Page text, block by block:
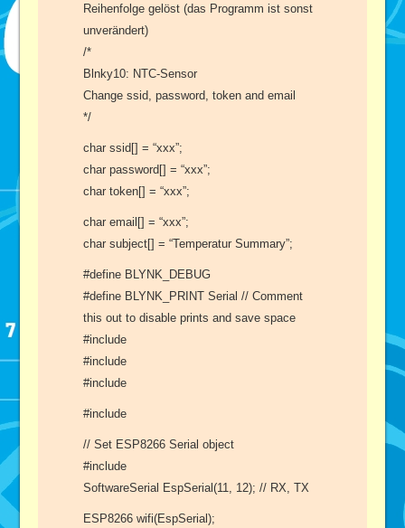
Reihenfolge gelöst (das Programm ist sonst
unverändert)
/*
Blnky10: NTC-Sensor
Change ssid, password, token and email
*/
char ssid[] = “xxx”;
char password[] = “xxx”;
char token[] = “xxx”;
char email[] = “xxx”;
char subject[] = “Temperatur Summary”;
#define BLYNK_DEBUG
#define BLYNK_PRINT Serial // Comment
this out to disable prints and save space
#include
#include
#include
#include
// Set ESP8266 Serial object
#include
SoftwareSerial EspSerial(11, 12); // RX, TX
ESP8266 wifi(EspSerial);